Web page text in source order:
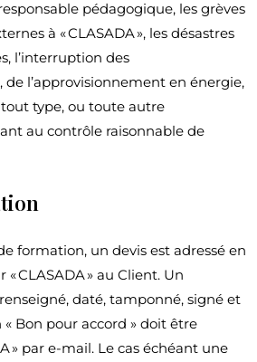
pédagogique, les grèves
à « CLASADA », les désastres
l’interruption des
l’approvisionnement en énergie,
type, ou toute autre
au contrôle raisonnable de
formation, un devis est adressé en
CLASADA » au Client. Un
daté, tamponné, signé et
Bon pour accord » doit être
» par e-mail. Le cas échéant une